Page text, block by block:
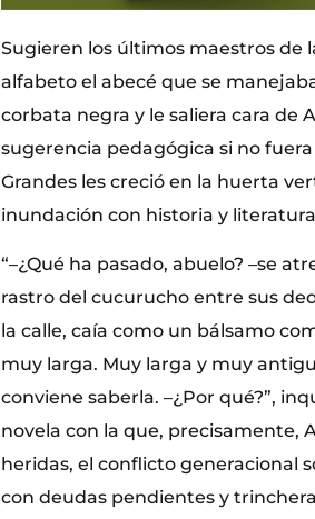
Sugieren los últimos maestros de
alfabeto el abecé que se
corbata negra y le saliera cara de
sugerencia pedagógica si no
Grandes les creció en la huerta
inundación con historia y
“–¿Qué ha pasado, abuelo? –se
rastro del cucurucho entre sus
la calle, caía como un bálsamo
muy larga. Muy larga y muy
conviene saberla. –¿Por qué?”,
novela con la que, precisamente,
heridas, el conflicto generacional
con deudas pendientes y